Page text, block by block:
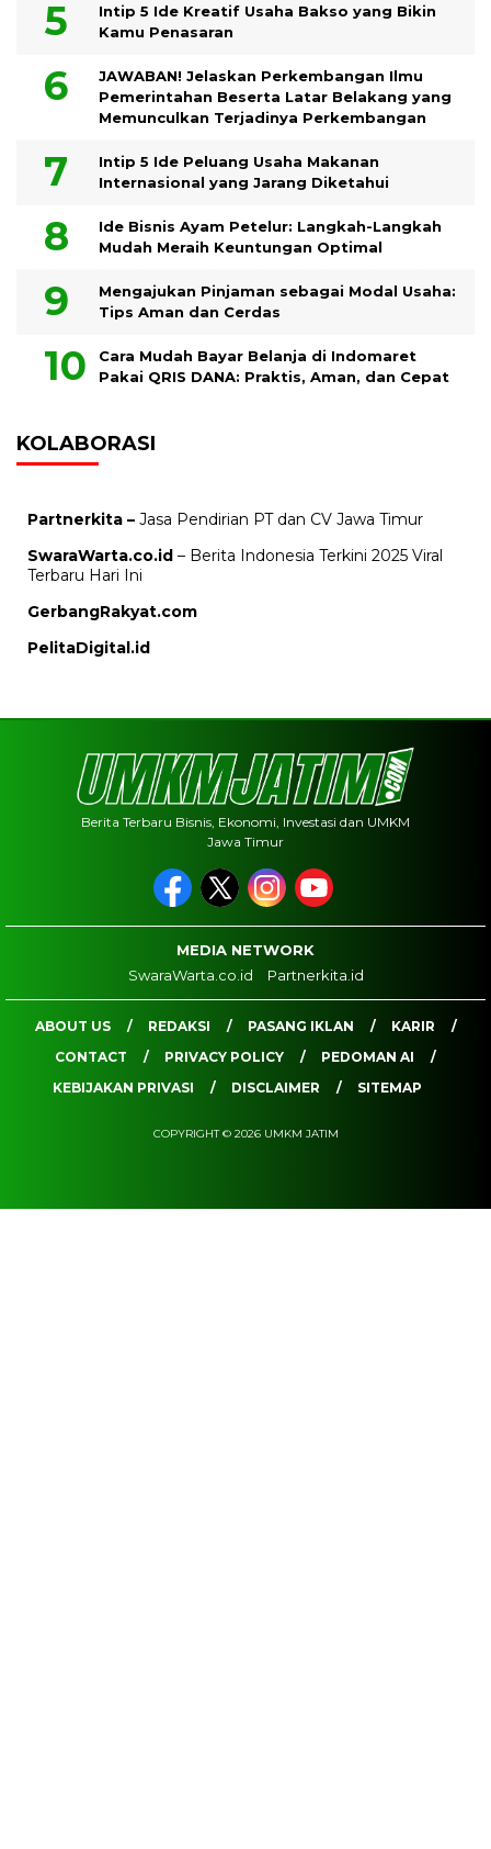
Intip 5 Ide Kreatif Usaha Bakso yang Bikin
Kamu Penasaran
JAWABAN! Jelaskan Perkembangan Ilmu
Pemerintahan Beserta Latar Belakang yang
Memunculkan Terjadinya Perkembangan
Intip 5 Ide Peluang Usaha Makanan
Internasional yang Jarang Diketahui
Ide Bisnis Ayam Petelur: Langkah-Langkah
Mudah Meraih Keuntungan Optimal
Mengajukan Pinjaman sebagai Modal Usaha:
Tips Aman dan Cerdas
Cara Mudah Bayar Belanja di Indomaret
Pakai QRIS DANA: Praktis, Aman, dan Cepat
KOLABORASI
Partnerkita – Jasa Pendirian PT dan CV Jawa Timur
SwaraWarta.co.id – Berita Indonesia Terkini 2025 Viral
Terbaru Hari Ini
GerbangRakyat.com
PelitaDigital.id
Berita Terbaru Bisnis, Ekonomi, Investasi dan UMKM
Jawa Timur
MEDIA NETWORK
SwaraWarta.co.id
Partnerkita.id
ABOUT US REDAKSI PASANG IKLAN
KARIR
CONTACT
PRIVACY POLICY
PEDOMAN AI
KEBIJAKAN PRIVASI
DISCLAIMER SITEMAP
COPYRIGHT © 2026 UMKM JATIM